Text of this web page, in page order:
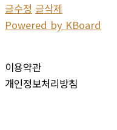
글수정 글삭제
Powered by KBoard
이용약관
개인정보처리방침